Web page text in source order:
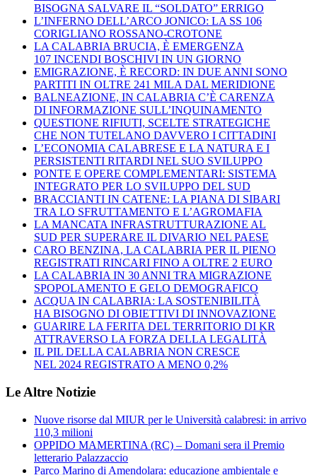
BISOGNA SALVARE IL “SOLDATO” ERRIGO
L’INFERNO DELL’ARCO JONICO: LA SS 106
CORIGLIANO ROSSANO-CROTONE
LA CALABRIA BRUCIA, È EMERGENZA
107 INCENDI BOSCHIVI IN UN GIORNO
EMIGRAZIONE, È RECORD: IN DUE ANNI SONO
PARTITI IN OLTRE 241 MILA DAL MERIDIONE
BALNEAZIONE, IN CALABRIA C’È CARENZA
DI INFORMAZIONE SULL’INQUINAMENTO
QUESTIONE RIFIUTI, SCELTE STRATEGICHE
CHE NON TUTELANO DAVVERO I CITTADINI
L’ECONOMIA CALABRESE E LA NATURA E I
PERSISTENTI RITARDI NEL SUO SVILUPPO
PONTE E OPERE COMPLEMENTARI: SISTEMA
INTEGRATO PER LO SVILUPPO DEL SUD
BRACCIANTI IN CATENE: LA PIANA DI SIBARI
TRA LO SFRUTTAMENTO E L’AGROMAFIA
LA MANCATA INFRASTRUTTURAZIONE AL
SUD PER SUPERARE IL DIVARIO NEL PAESE
CARO BENZINA, LA CALABRIA PER IL PIENO
REGISTRATI RINCARI FINO A OLTRE 2 EURO
LA CALABRIA IN 30 ANNI TRA MIGRAZIONE
SPOPOLAMENTO E GELO DEMOGRAFICO
ACQUA IN CALABRIA: LA SOSTENIBILITÀ
HA BISOGNO DI OBIETTIVI DI INNOVAZIONE
GUARIRE LA FERITA DEL TERRITORIO DI KR
ATTRAVERSO LA FORZA DELLA LEGALITÀ
IL PIL DELLA CALABRIA NON CRESCE
NEL 2024 REGISTRATO A MENO 0,2%
Le Altre Notizie
Nuove risorse dal MIUR per le Università calabresi: in arrivo
110,3 milioni
OPPIDO MAMERTINA (RC) – Domani sera il Premio
letterario Palazzaccio
Parco Marino di Amendolara: educazione ambientale e